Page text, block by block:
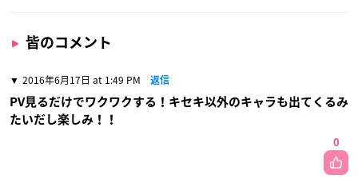
皆のコメント
2016年6月17日 at 1:49 PM 返信
PV見るだけでワクワクする！キセキ以外のキャラも出てくるみ
たいだし楽しみ！！
0